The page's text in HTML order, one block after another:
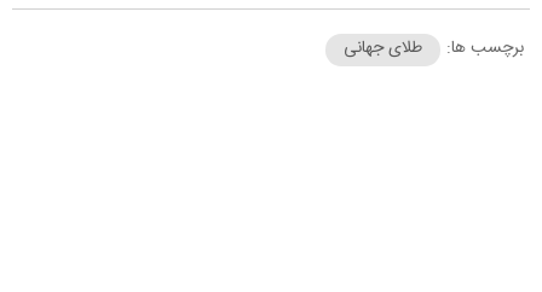
برچسب ها: طلای جهانی